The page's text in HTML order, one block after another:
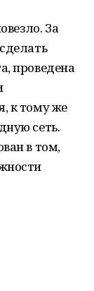
За
проведена
к тому же
сеть.
в том,